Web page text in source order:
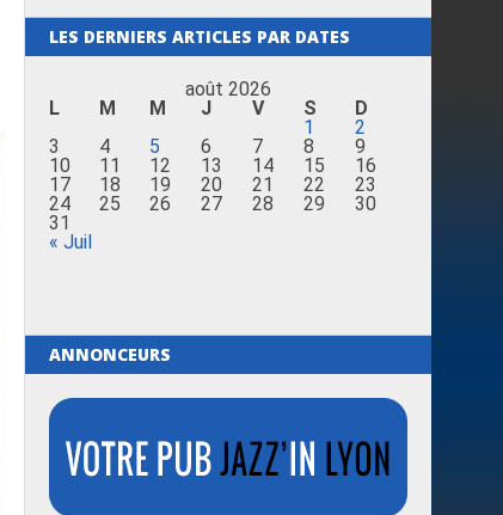
LES DERNIERS ARTICLES PAR DATES
août 2026
L
M M J V S
D
1
2
3
4 5 6 7 8
9
10
11 12 13 14 15
16
17
18 19 20 21 22
23
24
25 26 27 28 29
30
31
« Juil
ANNONCEURS